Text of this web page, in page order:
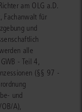
am OLG a.D.
Fachanwalt für
und
alle
- Teil 4,
(§§ 97 -
und
A),